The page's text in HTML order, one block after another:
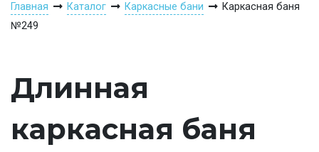
Главная Каталог Каркасные бани
Каркасная баня
№249
Длинная
каркасная баня